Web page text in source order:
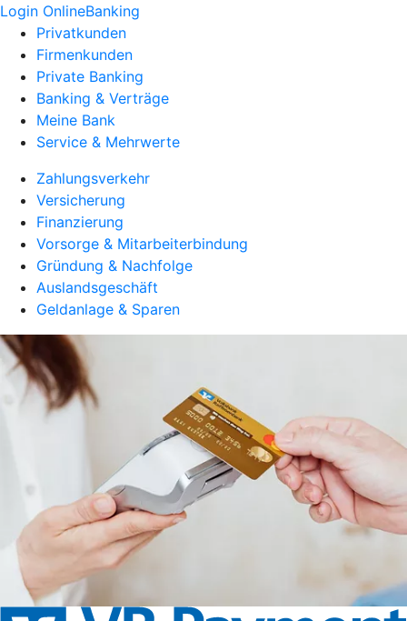
Login OnlineBanking
Privatkunden
Firmenkunden
Private Banking
Banking & Verträge
Meine Bank
Service & Mehrwerte
Zahlungsverkehr
Versicherung
Finanzierung
Vorsorge & Mitarbeiterbindung
Gründung & Nachfolge
Auslandsgeschäft
Geldanlage & Sparen